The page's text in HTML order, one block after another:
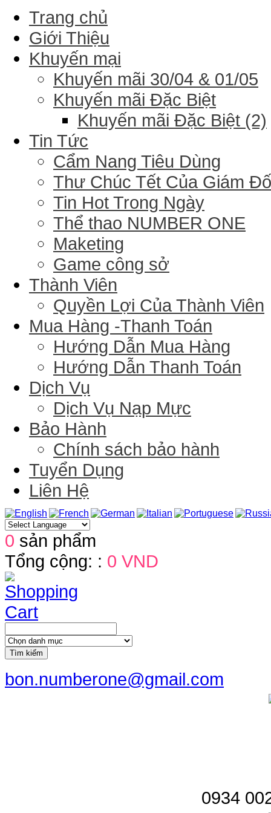
Trang chủ
Giới Thiệu
Khuyến mại
Khuyến mãi 30/04 & 01/05
Khuyến mãi Đặc Biệt
Khuyến mãi Đặc Biệt (2)
Tin Tức
Cẩm Nang Tiêu Dùng
Thư Chúc Tết Của Giám
Tin Hot Trong Ngày
Thể thao NUMBER ONE
Maketing
Game công sở
Thành Viên
Quyền Lợi Của Thành Viên
Mua Hàng -Thanh Toán
Hướng Dẫn Mua Hàng
Hướng Dẫn Thanh Toán
Dịch Vụ
Dịch Vụ Nạp Mực
Bảo Hành
Chính sách bảo hành
Tuyển Dụng
Liên Hệ
0 sản phẩm
Tổng cộng: : 0 VND
Tìm kiếm
bon.numberone@gmail.com
0934